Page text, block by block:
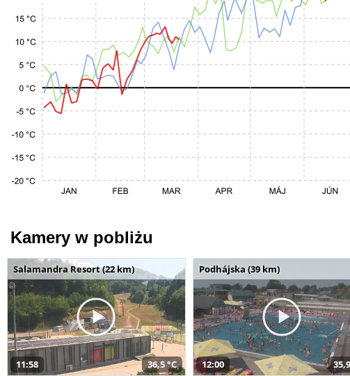
Kamery w pobliżu
Salamandra Resort (22 km)
11:58 36,5 °C
Podhájska (39 km)
12:00